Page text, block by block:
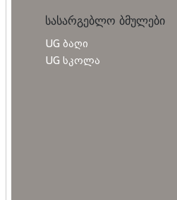
სასარგებლო ბმულები
UG ბაღი
UG სკოლა